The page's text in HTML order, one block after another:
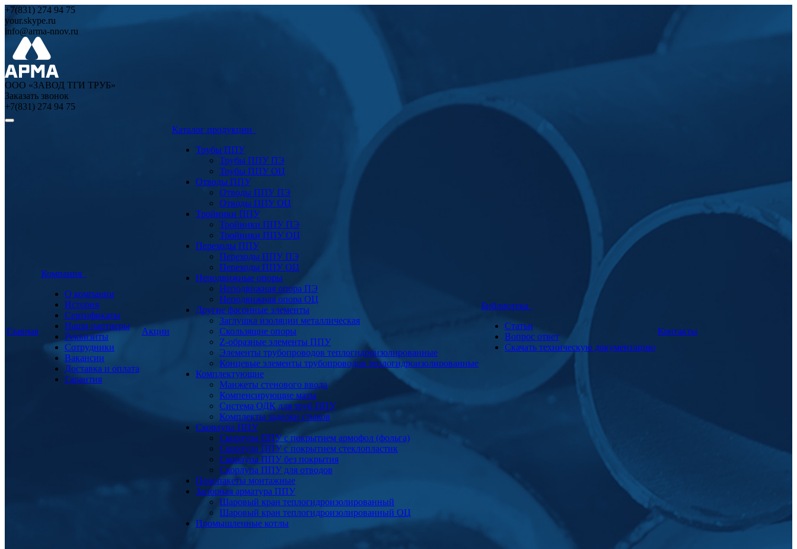
+7(831) 274 94 75
your.skype.ru
info@arma-nnov.ru
ООО «ЗАВОД ТГИ ТРУБ»
Заказать звонок
+7(831) 274 94 75
Главная
Компания
О компании
История
Сертификаты
Наши партнеры
Реквизиты
Сотрудники
Вакансии
Доставка и оплата
Гарантия
Акции
Каталог продукции
Трубы ППУ
Трубы ППУ ПЭ
Трубы ППУ ОЦ
Отводы ППУ
Отводы ППУ ПЭ
Отводы ППУ ОЦ
Тройники ППУ
Тройники ППУ ПЭ
Тройники ППУ ОЦ
Переходы ППУ
Переходы ППУ ПЭ
Переходы ППУ ОЦ
Неподвижные опоры
Неподвижная опора ПЭ
Неподвижная опора ОЦ
Другие фасонные элементы
Заглушка изоляции металлическая
Скользящие опоры
Z-образные элементы ППУ
Элементы трубопроводов теплогидроизолированные
Концевые элементы трубопроводов теплогидроизолированные
Комплектующие
Манжеты стенового ввода
Компенсирующие маты
Система ОДК для труб ППУ
Комплекты заделки стыков
Скорлупа ППУ
Скорлупа ППУ с покрытием армофол (фольга)
Скорлупа ППУ с покрытием стеклопластик
Скорлупа ППУ без покрытия
Скорлупа ППУ для отводов
Пенопакеты монтажные
Запорная арматура ППУ
Шаровый кран теплогидроизолированный
Шаровый кран теплогидроизолированный ОЦ
Промышленные котлы
Библиотека
Статьи
Вопрос ответ
Скачать техническую документацию
Контакты